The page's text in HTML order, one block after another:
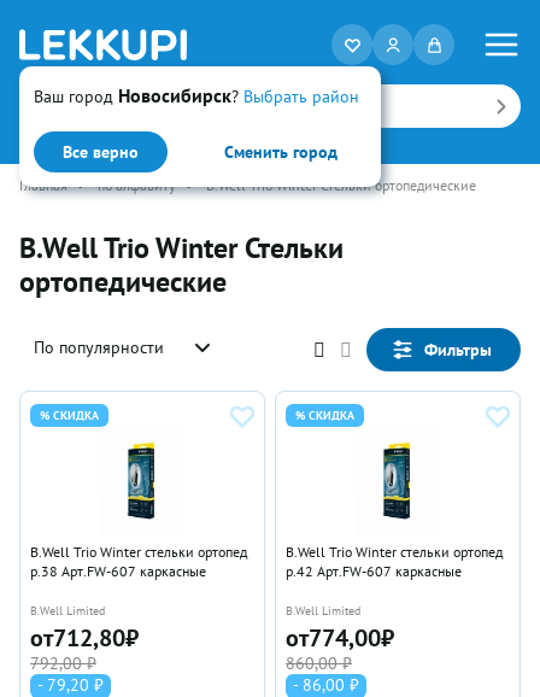
Ваш город Новосибирск? Выбрать район
Все верно Сменить город
Искать
Главная • по алфавиту • B.Well Trio Winter Стельки ортопедические
B.Well Trio Winter Стельки
ортопедические
По популярности Фильтры
% СКИДКА
B.Well Trio Winter стельки ортопед
р.38 Арт.FW-607 каркасные
B.Well Limited
от712,80₽
792,00 ₽
- 79,20 ₽
% СКИДКА
B.Well Trio Winter стельки ортопед
р.42 Арт.FW-607 каркасные
B.Well Limited
от774,00₽
860,00 ₽
- 86,00 ₽